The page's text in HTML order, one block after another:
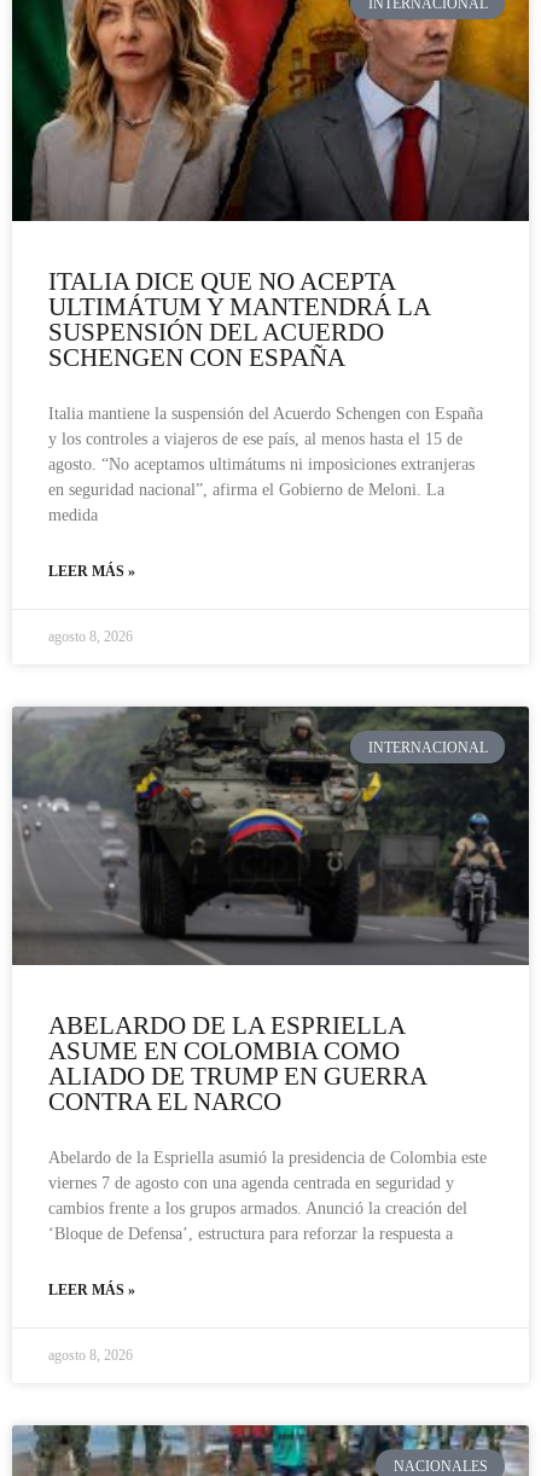
ITALIA DICE QUE NO ACEPTA
ULTIMÁTUM Y MANTENDRÁ LA
SUSPENSIÓN DEL ACUERDO
SCHENGEN CON ESPAÑA
Italia mantiene la suspensión del Acuerdo Schengen con España
y los controles a viajeros de ese país, al menos hasta el 15 de
agosto. “No aceptamos ultimátums ni imposiciones extranjeras
en seguridad nacional”, afirma el Gobierno de Meloni. La
medida
LEER MÁS »
agosto 8, 2026
INTERNACIONAL
ABELARDO DE LA ESPRIELLA
ASUME EN COLOMBIA COMO
ALIADO DE TRUMP EN GUERRA
CONTRA EL NARCO
Abelardo de la Espriella asumió la presidencia de Colombia este
viernes 7 de agosto con una agenda centrada en seguridad y
cambios frente a los grupos armados. Anunció la creación del
‘Bloque de Defensa’, estructura para reforzar la respuesta a
LEER MÁS »
agosto 8, 2026
NACIONALES